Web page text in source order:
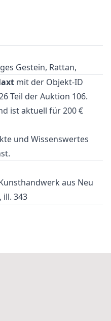
Gestein, Rattan,
mit der Objekt-ID
Teil der Auktion 106.
ist aktuell für 200 €
und Wissenswertes
.
aus Neu
ill. 343